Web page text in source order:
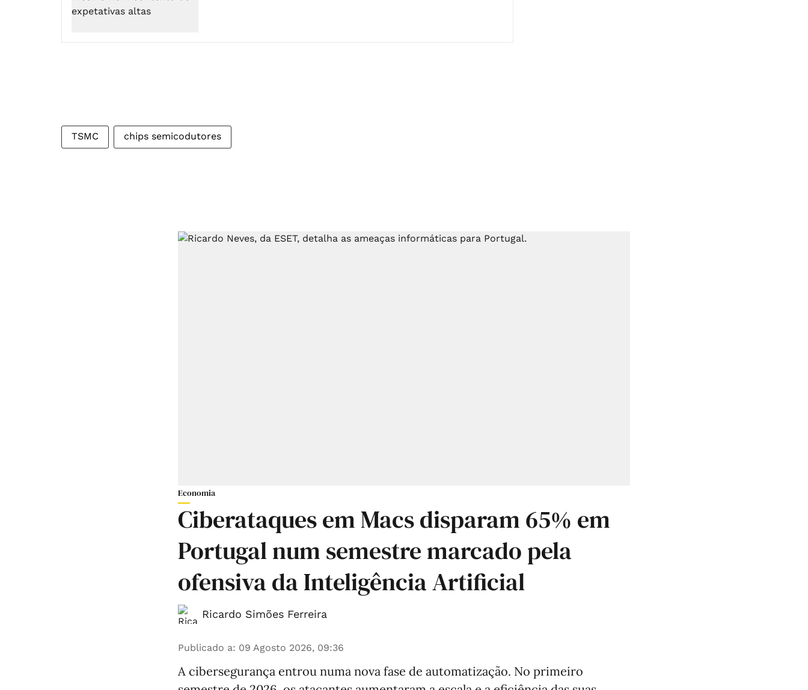
TSMC chips semicodutores
Economia
Ciberataques em Macs disparam 65% em
Portugal num semestre marcado pela
ofensiva da Inteligência Artificial
Ricardo Simões Ferreira
Publicado a: 09 Agosto 2026, 09:36
A cibersegurança entrou numa nova fase de automatização. No primeiro